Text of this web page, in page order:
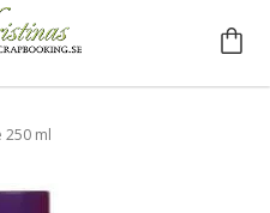
250 ml